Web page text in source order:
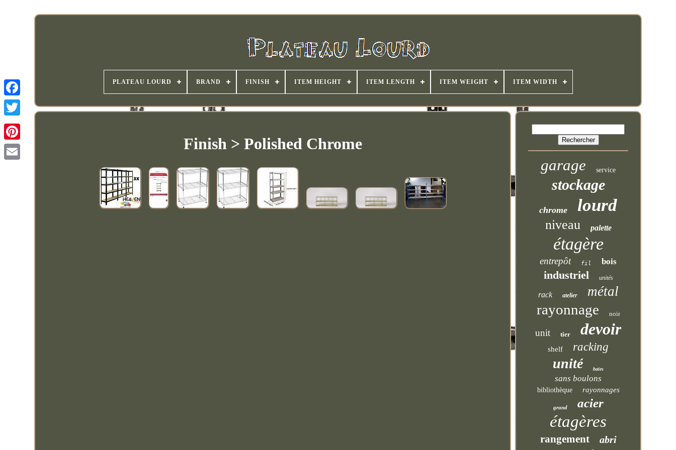
PLATEAU LOURD BRAND FINISH ITEM HEIGHT ITEM LENGTH ITEM WEIGHT ITEM WIDTH
Finish > Polished Chrome
garage service
stockage
chrome lourd
niveau palette
étagère
entrepôt fil bois
industriel unités
rack atelier métal
rayonnage noir
unit tier devoir
shelf racking
unité baies
sans boulons
bibliothèque rayonnages
grand acier
étagères
rangement abri